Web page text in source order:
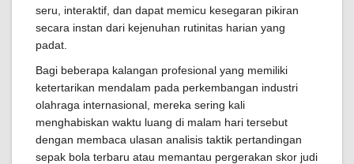
seru, interaktif, dan dapat memicu kesegaran pikiran
secara instan dari kejenuhan rutinitas harian yang
padat.
Bagi beberapa kalangan profesional yang memiliki
ketertarikan mendalam pada perkembangan industri
olahraga internasional, mereka sering kali
menghabiskan waktu luang di malam hari tersebut
dengan membaca ulasan analisis taktik pertandingan
sepak bola terbaru atau memantau pergerakan skor judi